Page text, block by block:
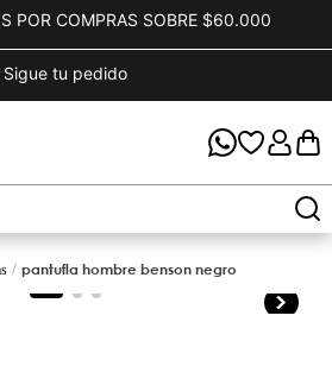
POR COMPRAS SOBRE $60.000
Sigue tu pedido
pantufla hombre benson negro